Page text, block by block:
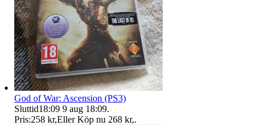
God of War: Ascension (PS3)
Sluttid18:09 9 aug 18:09.
Pris:258 kr,Eller Köp nu 268 kr,.